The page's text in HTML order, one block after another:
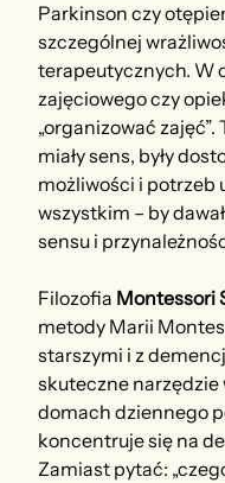
Parkinson czy
szczególnej
terapeutycznych. W
zajęciowego czy
„organizować
miały sens, były
możliwości i potrzeb
wszystkim – by
sensu i
Filozofia Montessori
metody Marii
starszymi i z
skuteczne
domach dziennego
koncentruje się na
Zamiast pytać: